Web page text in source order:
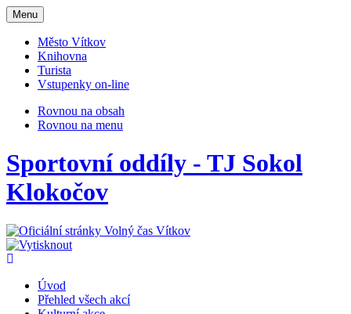
Otevřit
navigaci
Menu
Město Vítkov
Knihovna
Turista
Vstupenky on-line
Rovnou na obsah
Rovnou na menu
Sportovní oddíly - TJ Sokol
Klokočov
Úvod
Přehled všech akcí